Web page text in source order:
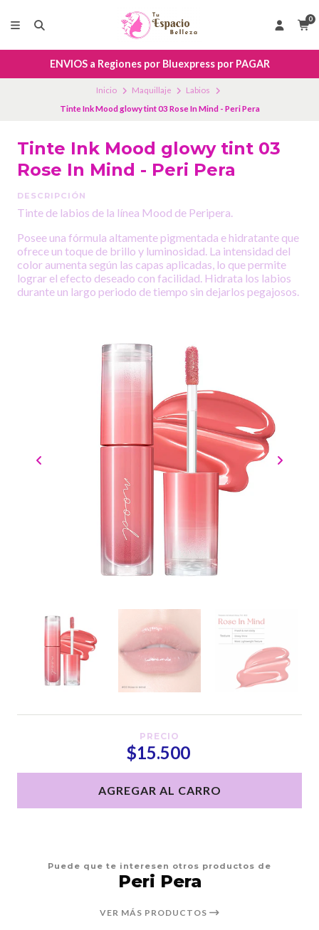
0
ENVIOS a Regiones por Bluexpress por PAGAR
Inicio Maquillaje
Labios
Tinte Ink Mood glowy tint 03 Rose In Mind - Peri Pera
Tinte Ink Mood glowy tint 03
Rose In Mind - Peri Pera
DESCRIPCIÓN
Tinte de labios de la línea Mood de Peripera.
Posee una fórmula altamente pigmentada e hidratante que
ofrece un toque de brillo y luminosidad. La intensidad del
color aumenta según las capas aplicadas, lo que permite
lograr el efecto deseado con facilidad. Hidrata los labios
durante un largo periodo de tiempo sin dejarlos pegajosos.
PRECIO
$15.500
AGREGAR AL CARRO
Puede que te interesen otros productos de
Peri Pera
VER MÁS PRODUCTOS